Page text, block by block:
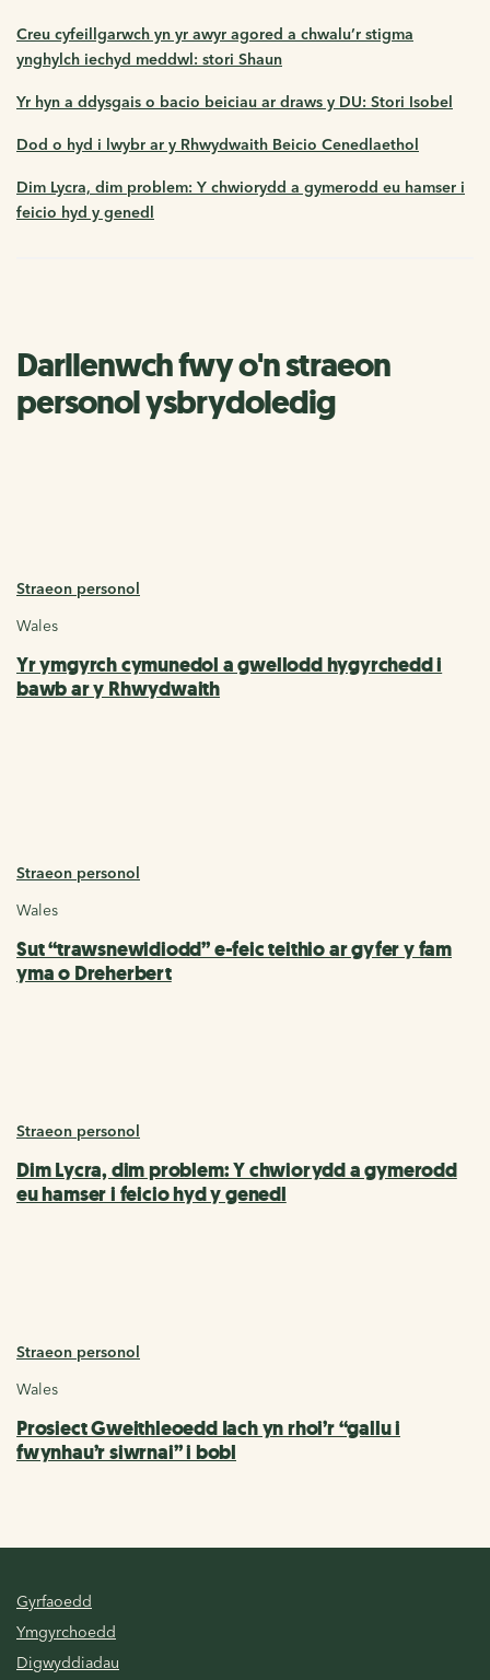
Creu cyfeillgarwch yn yr awyr agored a chwalu’r stigma
ynghylch iechyd meddwl: stori Shaun
Yr hyn a ddysgais o bacio beiciau ar draws y DU: Stori Isobel
Dod o hyd i lwybr ar y Rhwydwaith Beicio Cenedlaethol
Dim Lycra, dim problem: Y chwiorydd a gymerodd eu hamser i
feicio hyd y genedl
Darllenwch fwy o'n straeon
personol ysbrydoledig
Straeon personol
Wales
Yr ymgyrch cymunedol a gwellodd hygyrchedd i
bawb ar y Rhwydwaith
Straeon personol
Wales
Sut “trawsnewidiodd” e-feic teithio ar gyfer y fam
yma o Dreherbert
Straeon personol
Dim Lycra, dim problem: Y chwiorydd a gymerodd
eu hamser i feicio hyd y genedl
Straeon personol
Wales
Prosiect Gweithleoedd Iach yn rhoi’r “gallu i
fwynhau’r siwrnai” i bobl
Gyrfaoedd
Ymgyrchoedd
Digwyddiadau